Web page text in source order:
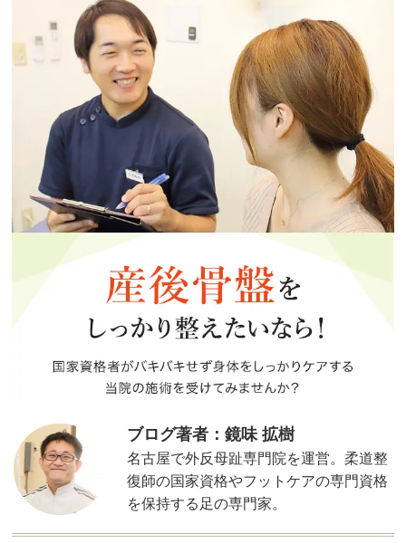
ブログ著者：鏡味 拡樹
名古屋で外反母趾専門院を運営。柔道整
復師の国家資格やフットケアの専門資格
を保持する足の専門家。